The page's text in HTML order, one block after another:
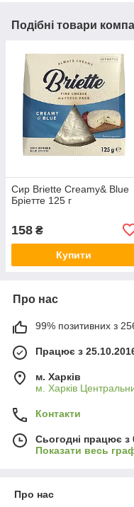
Подібні товари
Сир Briette Creamy& Blue
Бріетте 125 г
158 ₴
Купити
Про нас
99% позитивних з
Працює з
м. Харків
м. Харків
Контакти
Сьогодні працює з
Показати весь
Про нас